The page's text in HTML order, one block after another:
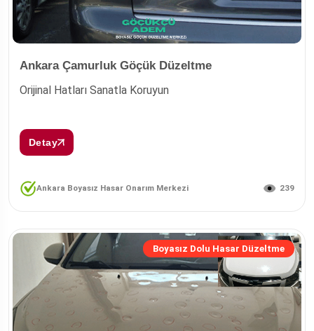
Ankara Çamurluk Göçük Düzeltme
Orijinal Hatları Sanatla Koruyun
Detay
Ankara Boyasız Hasar Onarım Merkezi 239
Boyasız Dolu Hasar Düzeltme